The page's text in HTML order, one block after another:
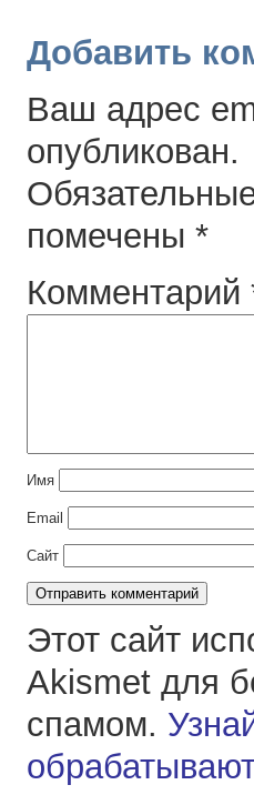
Добавить
Ваш адрес
опубликован.
помечены *
Комментарий
Имя
Email
Сайт
Этот сайт
Akismet для
спамом.